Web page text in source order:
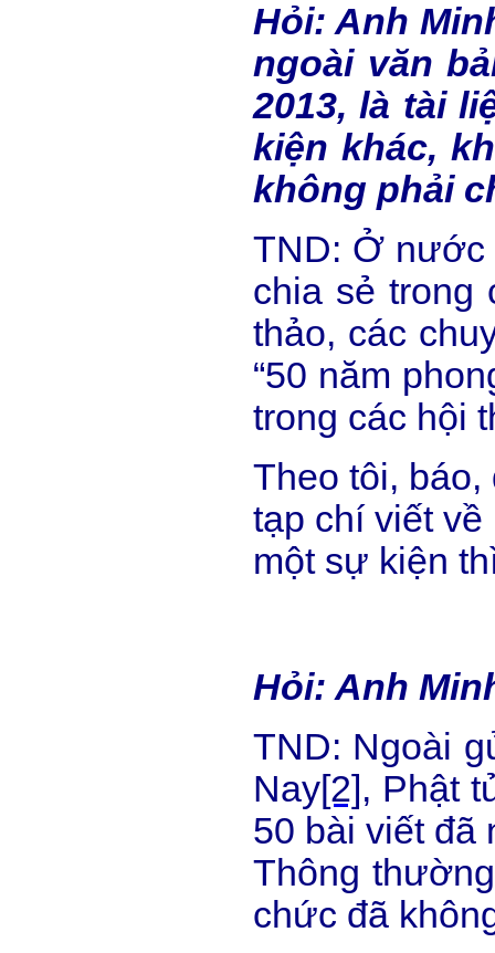
Hỏi: Anh
ngoài văn
2013, là tài
kiện khác,
không phải
TND: Ở nước
chia sẻ trong
thảo, các
“50 năm
trong các hội
Theo tôi,
tạp chí viết
một sự kiện
Hỏi: Anh
TND: Ngoài
Nay[2], Phật
50 bài viết đã
Thông
chức đã